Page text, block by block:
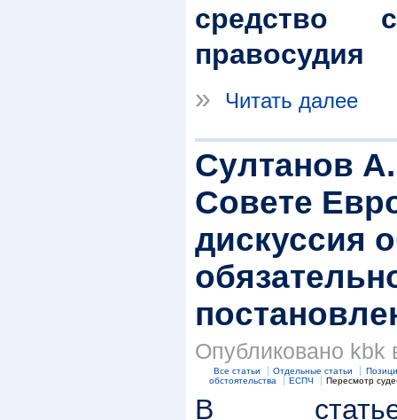
средство
правосудия
»
Читать далее
Султанов
Совете
дискуссия
Опубликовано kbk
Все статьи Отдельные статьи
обстоятельства
ЕСПЧ Пересмотр
В статье